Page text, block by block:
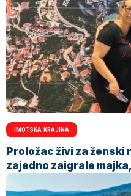
IMOTSKA KRAJINA
Proložac živi za ženski
zajedno zaigrale